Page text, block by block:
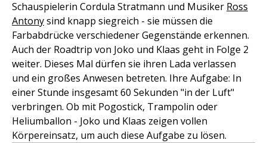
Schauspielerin Cordula Stratmann und Musiker Ross
Antonysind knapp siegreich - sie müssen die
Farbabdrücke verschiedener Gegenstände erkennen.
Auch der Roadtrip von Joko und Klaas geht in Folge 2
weiter. Dieses Mal dürfen sie ihren Lada verlassen
und ein großes Anwesen betreten. Ihre Aufgabe: In
einer Stunde insgesamt 60 Sekunden "in der Luft"
verbringen. Ob mit Pogostick, Trampolin oder
Heliumballon - Joko und Klaas zeigen vollen
Körpereinsatz, um auch diese Aufgabe zu lösen.